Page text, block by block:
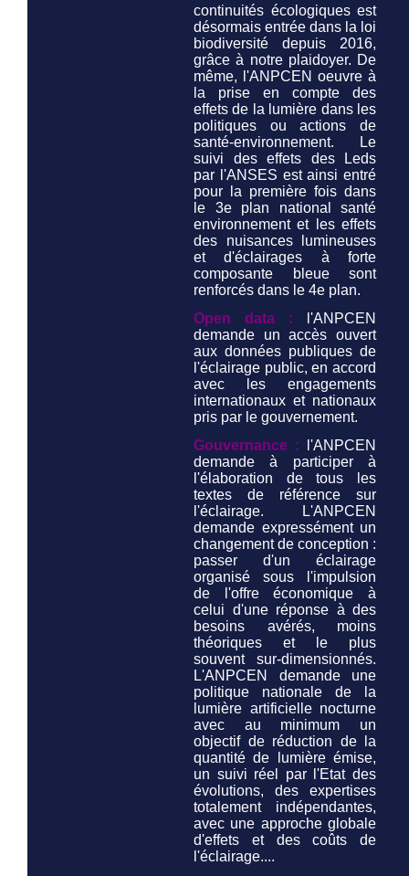
continuités écologiques est
désormais entrée dans la loi
biodiversité depuis 2016,
grâce à notre plaidoyer. De
même, l'ANPCEN oeuvre à
la prise en compte des
effets de la lumière dans les
politiques ou actions de
santé-environnement. Le
suivi des effets des Leds
par l'ANSES est ainsi entré
pour la première fois dans
le 3e plan national santé
environnement et les effets
des nuisances lumineuses
et d'éclairages à forte
composante bleue sont
renforcés dans le 4e plan.
Open data : l'ANPCEN
demande un accès ouvert
aux données publiques de
l'éclairage public, en accord
avec les engagements
internationaux et nationaux
pris par le gouvernement.
Gouvernance :
l'ANPCEN
demande à participer à
l'élaboration de tous les
textes de référence sur
l'éclairage. L'ANPCEN
demande expressément un
changement de conception :
passer d'un éclairage
organisé sous l'impulsion
de l'offre économique à
celui d'une réponse à des
besoins avérés, moins
théoriques et le plus
souvent sur-dimensionnés.
L'ANPCEN demande une
politique nationale de la
lumière artificielle nocturne
avec au minimum un
objectif de réduction de la
quantité de lumière émise,
un suivi réel par l'Etat des
évolutions, des expertises
totalement indépendantes,
avec une approche globale
d'effets et des coûts de
l'éclairage....